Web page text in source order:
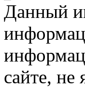
Данный
сайте, не